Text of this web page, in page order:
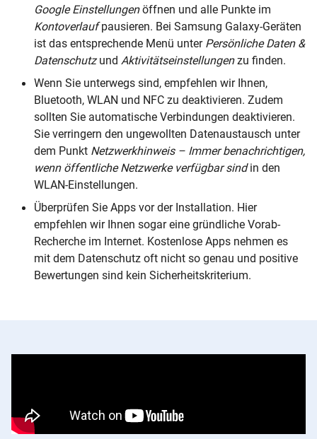
Google Einstellungenöffnen und alle Punkte im
Kontoverlaufpausieren. Bei Samsung Galaxy-Geräten
ist das entsprechende Menü unter Persönliche Daten &
Datenschutzund Aktivitätseinstellungenzu finden.
Wenn Sie unterwegs sind, empfehlen wir Ihnen,
Bluetooth, WLAN und NFC zu deaktivieren. Zudem
sollten Sie automatische Verbindungen deaktivieren.
Sie verringern den ungewollten Datenaustausch unter
dem Punkt Netzwerkhinweis – Immer benachrichtigen,
wenn öffentliche Netzwerke verfügbar sindin den
WLAN-Einstellungen.
Überprüfen Sie Apps vor der Installation. Hier
empfehlen wir Ihnen sogar eine gründliche Vorab-
Recherche im Internet. Kostenlose Apps nehmen es
mit dem Datenschutz oft nicht so genau und positive
Bewertungen sind kein Sicherheitskriterium.